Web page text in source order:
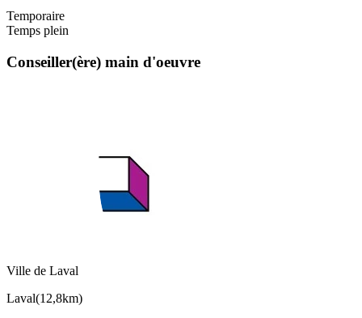
Temporaire
Temps plein
Conseiller(ère) main d'oeuvre
Ville de Laval
Laval(12,8km)